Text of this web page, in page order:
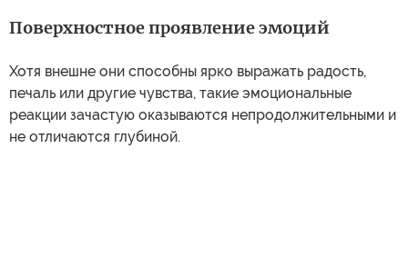
Поверхностное проявление эмоций
Хотя внешне они способны ярко выражать радость,
печаль или другие чувства, такие эмоциональные
реакции зачастую оказываются непродолжительными и
не отличаются глубиной.